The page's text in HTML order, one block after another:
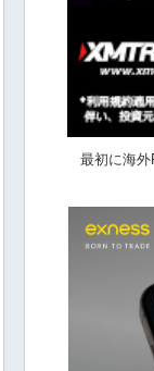
最初に海